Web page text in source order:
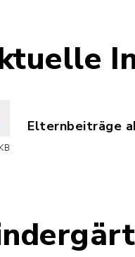
Elternbeiträge